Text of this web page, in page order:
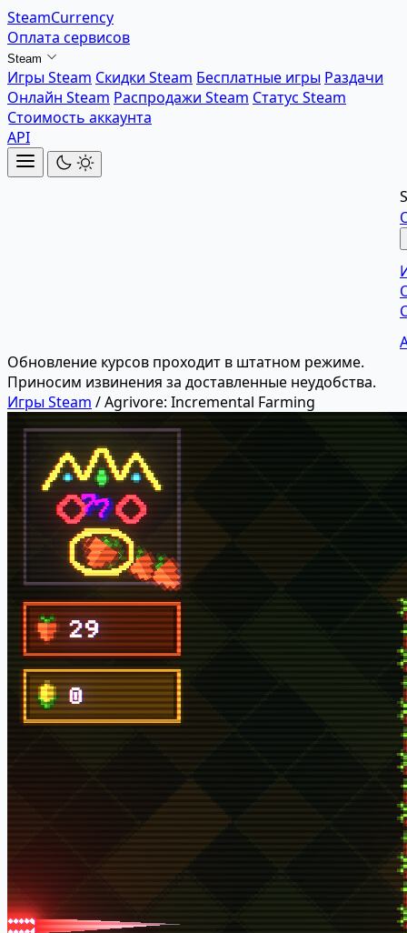
SteamCurrency
Оплата сервисов
Steam
Игры Steam Скидки Steam Бесплатные игры Раздачи
Онлайн Steam Распродажи Steam Статус Steam
Стоимость аккаунта
API
Обновление курсов проходит в штатном режиме.
Приносим извинения за доставленные неудобства.
Игры Steam /Agrivore: Incremental Farming